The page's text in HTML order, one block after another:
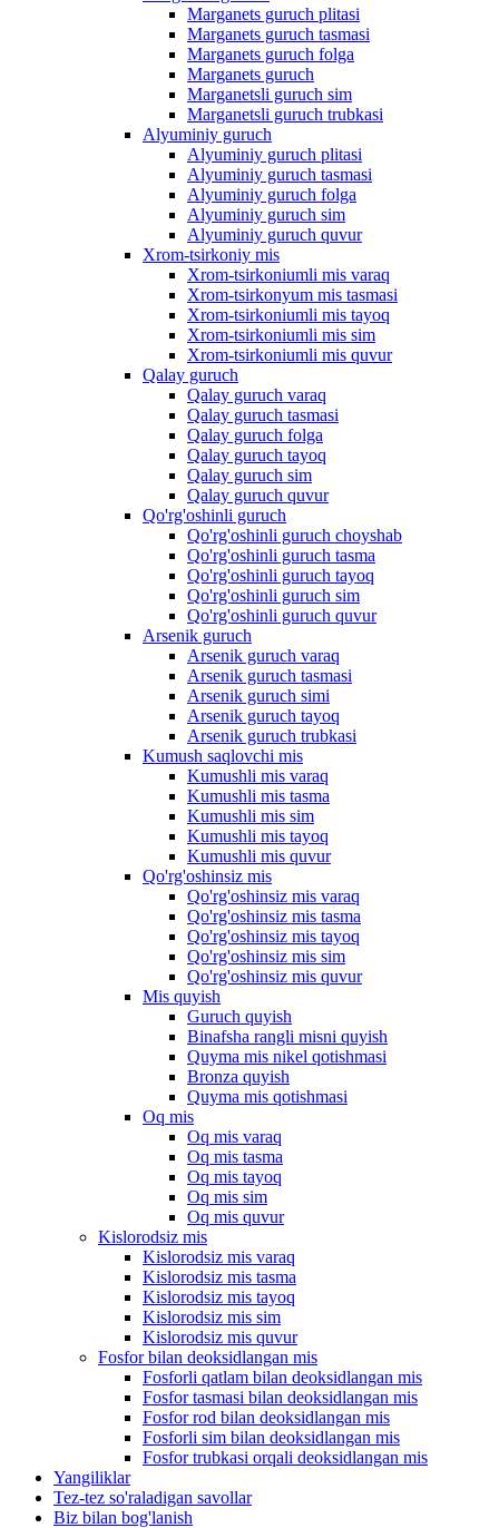
Marganets guruch plitasi
Marganets guruch tasmasi
Marganets guruch folga
Marganets guruch
Marganetsli guruch sim
Marganetsli guruch trubkasi
Alyuminiy guruch
Alyuminiy guruch plitasi
Alyuminiy guruch tasmasi
Alyuminiy guruch folga
Alyuminiy guruch sim
Alyuminiy guruch quvur
Xrom-tsirkoniy mis
Xrom-tsirkoniumli mis varaq
Xrom-tsirkonyum mis tasmasi
Xrom-tsirkoniumli mis tayoq
Xrom-tsirkoniumli mis sim
Xrom-tsirkoniumli mis quvur
Qalay guruch
Qalay guruch varaq
Qalay guruch tasmasi
Qalay guruch folga
Qalay guruch tayoq
Qalay guruch sim
Qalay guruch quvur
Qo'rg'oshinli guruch
Qo'rg'oshinli guruch choyshab
Qo'rg'oshinli guruch tasma
Qo'rg'oshinli guruch tayoq
Qo'rg'oshinli guruch sim
Qo'rg'oshinli guruch quvur
Arsenik guruch
Arsenik guruch varaq
Arsenik guruch tasmasi
Arsenik guruch simi
Arsenik guruch tayoq
Arsenik guruch trubkasi
Kumush saqlovchi mis
Kumushli mis varaq
Kumushli mis tasma
Kumushli mis sim
Kumushli mis tayoq
Kumushli mis quvur
Qo'rg'oshinsiz mis
Qo'rg'oshinsiz mis varaq
Qo'rg'oshinsiz mis tasma
Qo'rg'oshinsiz mis tayoq
Qo'rg'oshinsiz mis sim
Qo'rg'oshinsiz mis quvur
Mis quyish
Guruch quyish
Binafsha rangli misni quyish
Quyma mis nikel qotishmasi
Bronza quyish
Quyma mis qotishmasi
Oq mis
Oq mis varaq
Oq mis tasma
Oq mis tayoq
Oq mis sim
Oq mis quvur
Kislorodsiz mis
Kislorodsiz mis varaq
Kislorodsiz mis tasma
Kislorodsiz mis tayoq
Kislorodsiz mis sim
Kislorodsiz mis quvur
Fosfor bilan deoksidlangan mis
Fosforli qatlam bilan deoksidlangan mis
Fosfor tasmasi bilan deoksidlangan mis
Fosfor rod bilan deoksidlangan mis
Fosforli sim bilan deoksidlangan mis
Fosfor trubkasi orqali deoksidlangan mis
Yangiliklar
Tez-tez so'raladigan savollar
Biz bilan bog'lanish